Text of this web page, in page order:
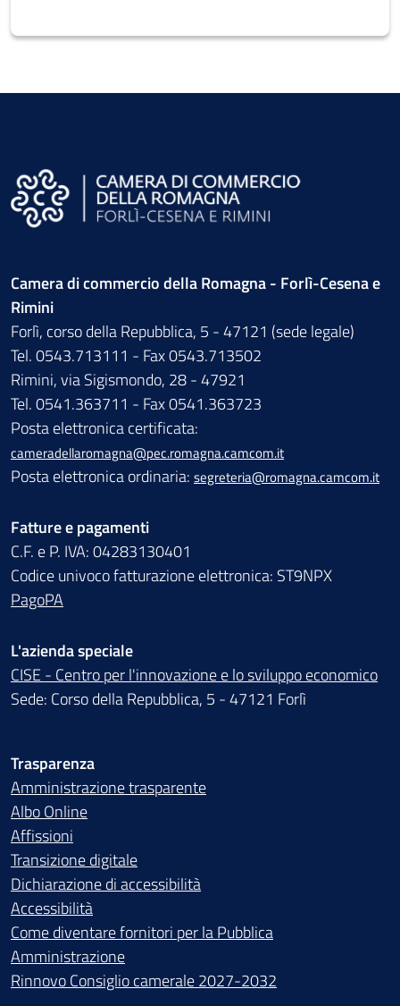
Camera di commercio della Romagna - Forlì-Cesena e
Rimini
Forlì, corso della Repubblica, 5 - 47121 (sede legale)
Tel. 0543.713111 - Fax 0543.713502
Rimini, via Sigismondo, 28 - 47921
Tel. 0541.363711 - Fax 0541.363723
Posta elettronica certificata:
cameradellaromagna@pec.romagna.camcom.it
Posta elettronica ordinaria: segreteria@romagna.camcom.it
Fatture e pagamenti
C.F. e P. IVA: 04283130401
Codice univoco fatturazione elettronica: ST9NPX
PagoPA
L'azienda speciale
CISE - Centro per l'innovazione e lo sviluppo economico
Sede: Corso della Repubblica, 5 - 47121 Forlì
Trasparenza
Amministrazione trasparente
Albo Online
Affissioni
Transizione digitale
Dichiarazione di accessibilità
Accessibilità
Come diventare fornitori per la Pubblica
Amministrazione
Rinnovo Consiglio camerale 2027-2032